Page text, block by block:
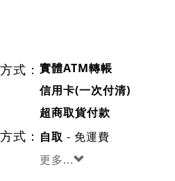
式： 實體ATM轉帳
信用卡(一次付清)
超商取貨付款
式： 自取 - 免運費
更多...